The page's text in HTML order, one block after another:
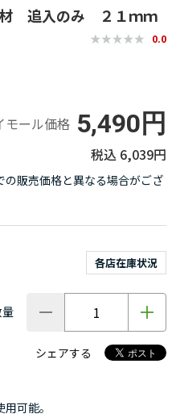
追入のみ ２１ｍｍ
0.0
モール価格 5,490円
6,039円
販売価格と異なる場合がござ
各店在庫状況
シェアする
可能。